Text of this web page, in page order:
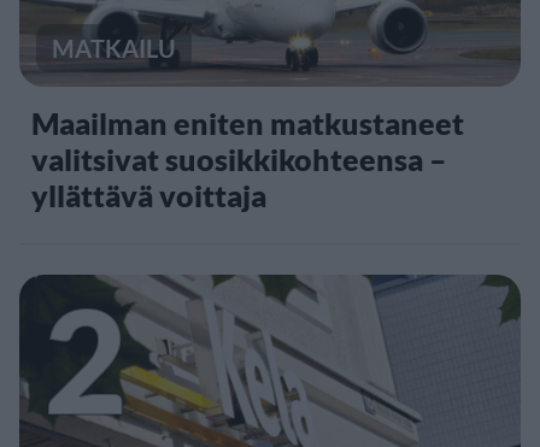
MATKAILU
Maailman eniten matkustaneet
valitsivat suosikkikohteensa –
yllättävä voittaja
2